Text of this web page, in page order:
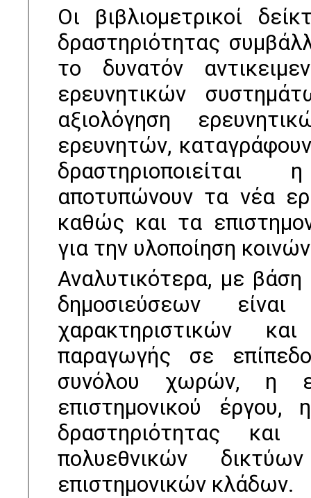
Οι βιβλιομετρικοί
δραστηριότητας
το δυνατόν
ερευνητικών
αξιολόγηση
ερευνητών,
δραστηριοποιείται
αποτυπώνουν τα νέα
καθώς και τα
για την υλοποίηση
Αναλυτικότερα, με
δηµοσιεύσεων
χαρακτηριστικών
παραγωγής σε
συνόλου χωρών, η
επιστηµονικού έργου,
δραστηριότητας
πολυεθνικών
επιστηµονικών κλάδων.